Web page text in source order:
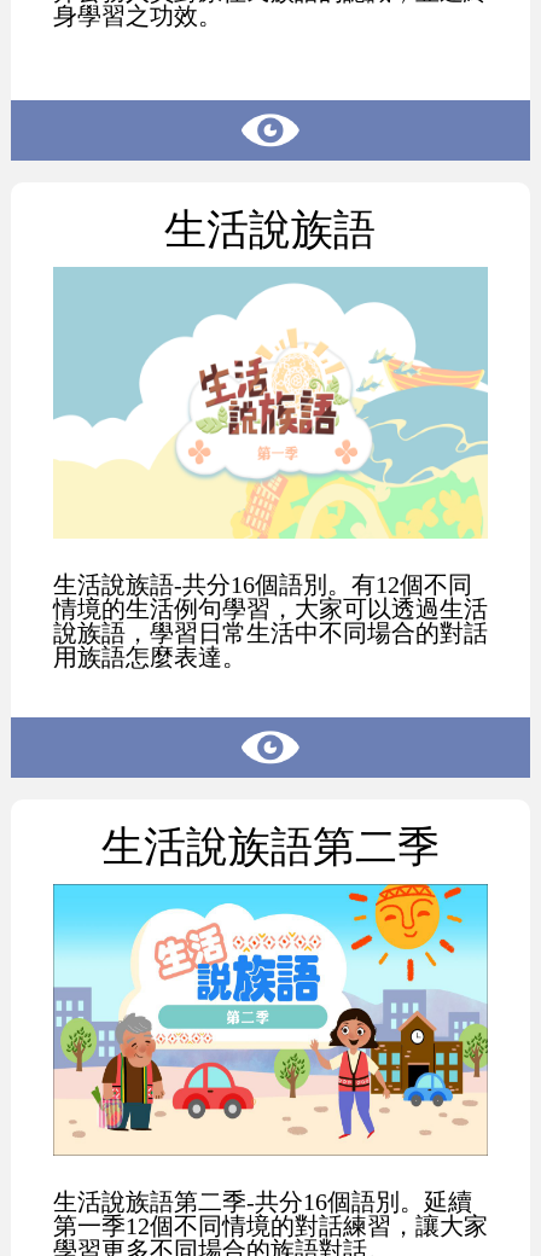
身學習之功效。
生活說族語
生活說族語-共分16個語別。有12個不同
情境的生活例句學習，大家可以透過生活
說族語，學習日常生活中不同場合的對話
用族語怎麼表達。
生活說族語第二季
生活說族語第二季-共分16個語別。延續
第一季12個不同情境的對話練習，讓大家
學習更多不同場合的族語對話。